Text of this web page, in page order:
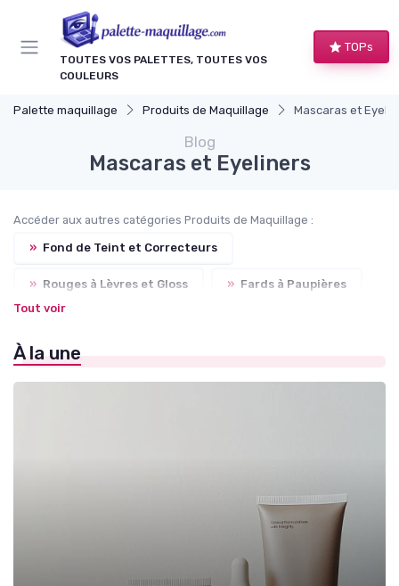
TOUTES VOS PALETTES, TOUTES VOS
COULEURS
TOPs
Palette maquillage Produits de Maquillage Mascaras et
Blog
Mascaras et Eyeliners
Accéder aux autres catégories Produits de Maquillage :
» Fond de Teint et Correcteurs
» Rouges à Lèvres et Gloss » Fards à Paupières
Tout voir
À la une
Panneau de gestion des cookies